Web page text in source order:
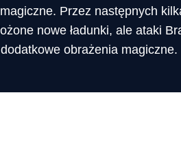
Przez następnych
nowe ładunki, ale ataki
dodatkowe obrażenia magiczne.